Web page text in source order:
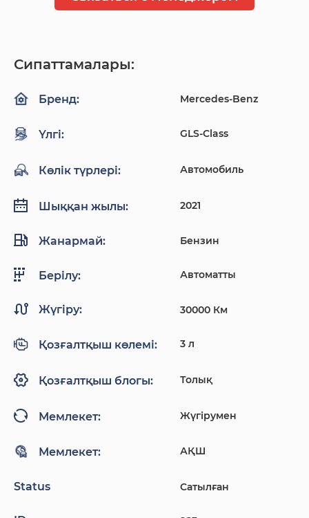
Сипаттамалары:
Бренд: Mercedes-Benz
Үлгі: GLS-Class
Көлік түрлері: Автомобиль
Шыққан жылы: 2021
Жанармай: Бензин
Берілу: Автоматты
Жүгіру: 30000 Км
Қозғалтқыш көлемі: 3 л
Қозғалтқыш блогы: Толық
Мемлекет: Жүгірумен
Мемлекет: АҚШ
Status Сатылған